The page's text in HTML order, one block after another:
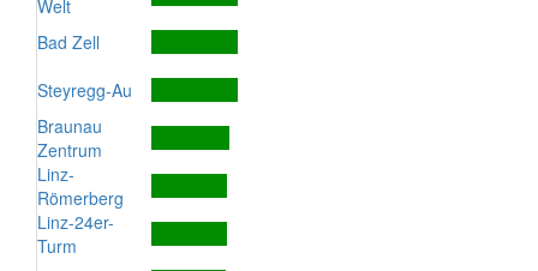
Welt
Bad Zell
Steyregg-Au
Braunau
Zentrum
Linz-
Römerberg
Linz-24er-
Turm